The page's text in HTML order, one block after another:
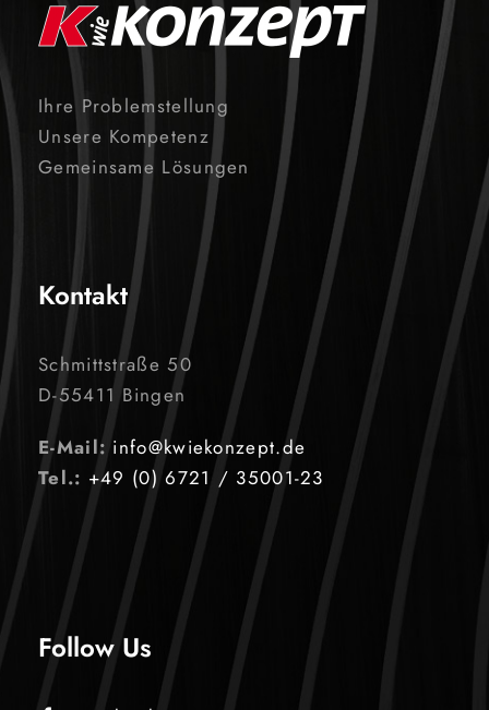
Ihre Problemstellung
Unsere Kompetenz
Gemeinsame Lösungen
Kontakt
Schmittstraße 50
D-55411 Bingen
E-Mail: info@kwiekonzept.de
Tel.: +49 (0) 6721 / 35001-23
Follow Us